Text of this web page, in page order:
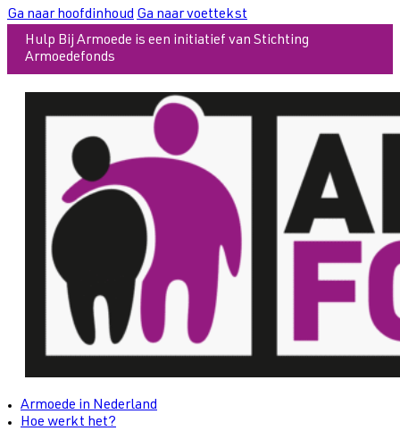
Ga naar hoofdinhoud Ga naar voettekst
Hulp Bij Armoede is een initiatief van Stichting
Armoedefonds
Armoede in Nederland
Hoe werkt het?